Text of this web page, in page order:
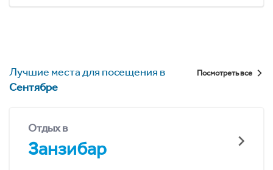
Лучшие места для посещения в
Сентябре
Посмотреть все
Отдых в
Занзибар